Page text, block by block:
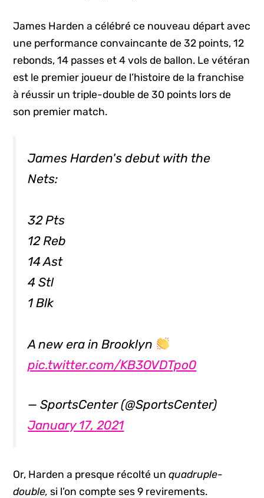
James Harden a célébré ce nouveau départ avec
une performance convaincante de 32 points, 12
rebonds, 14 passes et 4 vols de ballon. Le vétéran
est le premier joueur de l’histoire de la franchise
à réussir un triple-double de 30 points lors de
son premier match.
James Harden's debut with the
Nets:
32 Pts
12 Reb
14 Ast
4 Stl
1 Blk
A new era in Brooklyn
pic.twitter.com/KB3OVDTpo0
— SportsCenter (@SportsCenter)
January 17, 2021
Or, Harden a presque récolté unquadruple-
double,si l’on compte ses 9 revirements.